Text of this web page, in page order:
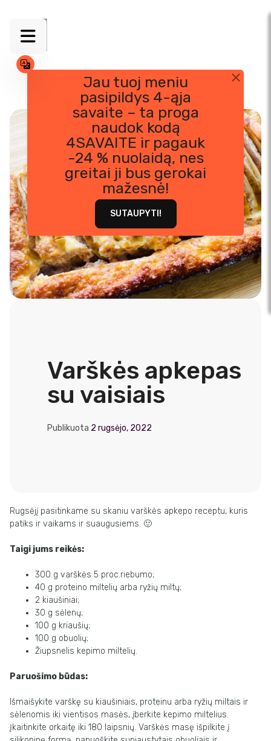
Jau tuoj meniu
pasipildys 4-ąja
savaite – ta proga
naudok kodą
4SAVAITE ir pagauk
-24 % nuolaidą, nes
greitai ji bus gerokai
mažesnė!
SUTAUPYTI!
Varškės apkepas
su vaisiais
Publikuota 2 rugsėjo, 2022
Rugsėjį pasitinkame su skaniu varškės apkepo receptu, kuris
patiks ir vaikams ir suaugusiems. 🙂
Taigi jums reikės:
300 g varškės 5 proc.riebumo;
40 g proteino miltelių arba ryžių miltų;
2 kiaušiniai;
30 g sėlenų;
100 g kriaušių;
100 g obuolių;
Žiupsnelis kepimo miltelių.
Paruošimo būdas:
Išmaišykite varškę su kiaušiniais, proteinu arba ryžių miltais ir
sėlenomis iki vientisos masės, įberkite kepimo miltelius.
Įkaitinkite orkaitę iki 180 laipsnių. Varškės masę išpilkite į